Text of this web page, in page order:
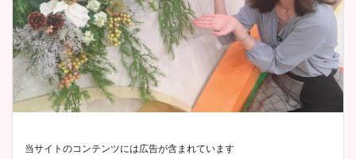
当サイトのコンテンツには広告が含まれています